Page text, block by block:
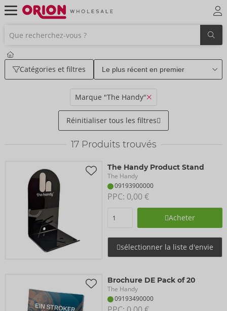
Catégories et filtres
Marque "The Handy"
Réinitialiser tous les filtres
17Produits trouvés
The Handy Product Stand
The Handy
09193900000
PPC: 0,00 €
Acheter
sélectionner la liste d'envie
Brochure DE Pack of 20
The Handy
09193490000